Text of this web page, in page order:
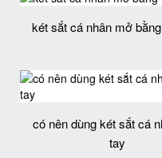
két sắt cá nhân mở
có nên dùng két sắt cá
tay